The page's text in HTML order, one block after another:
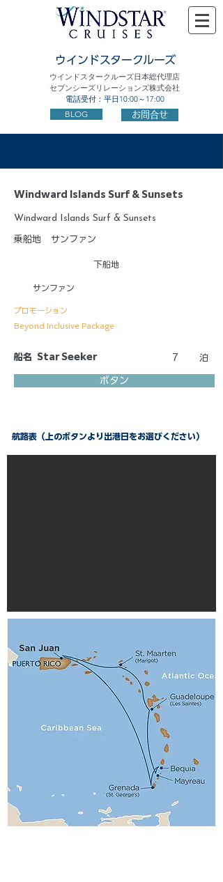
ウインドスタークルーズ
ウインドスタークルーズ日本総代理店
セブンシーズリレーションズ株式会社
電話受付：平日10:00～17:00
BLOG お問合せ
Windward Islands Surf & Sunsets
Windward Islands Surf & Sunsets
乗船地 サンファン
下船地
サンファン
プロモーション
Beyond Inclusive Package
船名 Star Seeker 7 泊
ボタン
航路表（上のボタンより出港日をお選びください）